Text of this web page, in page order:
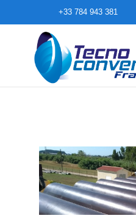
+33 784 943 381